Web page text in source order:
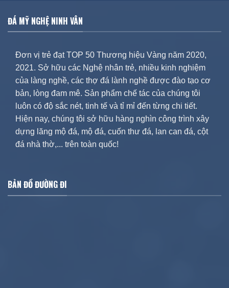
ĐÁ MỸ NGHỆ NINH VÂN
Đơn vị trẻ đạt TOP 50 Thương hiệu Vàng năm 2020,
2021. Sở hữu các Nghệ nhân trẻ, nhiều kinh nghiệm
của làng nghề, các thợ đá lành nghề được đào tạo cơ
bản, lòng đam mê. Sản phẩm chế tác của chúng tôi
luôn có độ sắc nét, tinh tế và tỉ mỉ đến từng chi tiết.
Hiện nay, chúng tôi sở hữu hàng nghìn công trình xây
dựng lăng mộ đá, mộ đá, cuốn thư đá, lan can đá, cột
đá nhà thờ,... trên toàn quốc!
BẢN ĐỒ ĐƯỜNG ĐI